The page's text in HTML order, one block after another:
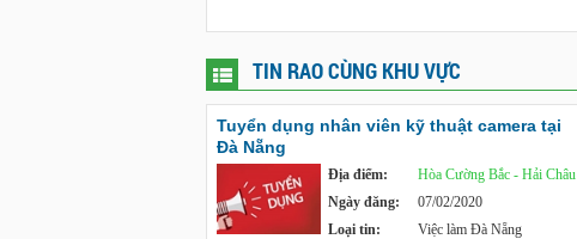
TIN RAO CÙNG KHU VỰC
Tuyển dụng nhân viên kỹ thuật camera tại
Đà Nẵng
Địa điểm:
Hòa Cường Bắc - Hải Châu
Ngày đăng:
07/02/2020
Loại tin:
Việc làm Đà Nẵng